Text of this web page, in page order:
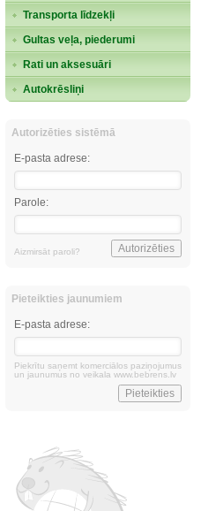
Transporta līdzekļi
Gultas veļa, piederumi
Rati un aksesuāri
Autokrēsliņi
Autorizēties sistēmā
E-pasta adrese:
Parole:
Aizmirsāt paroli?
Pieteikties jaunumiem
E-pasta adrese:
Piekrītu saņemt komerciālos paziņojumus
un jaunumus no veikala www.bebrens.lv